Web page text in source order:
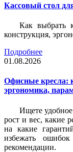
Кассовый стол
Как выбрать
конструкция,
Подробнее
01.08.2026
Офисные кресла:
эргономика,
Ищете удобное
рост и вес, какие
на какие
избежать
рекомендации.